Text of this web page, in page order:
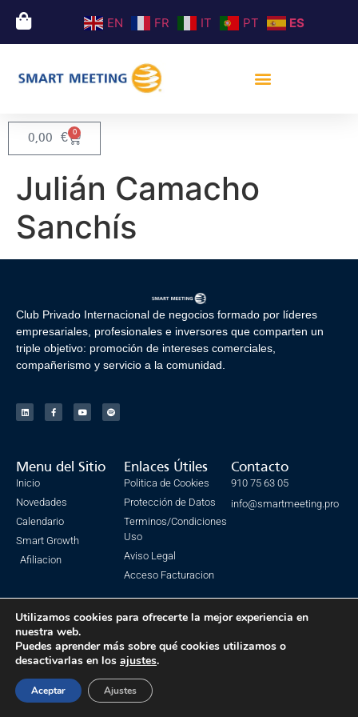
EN FR IT PT ES
0,00 € 0
Julián Camacho
Sanchís
Club Privado Internacional de negocios formado por líderes
empresariales, profesionales e inversores que comparten un
triple objetivo: promoción de intereses comerciales,
compañerismo y servicio a la comunidad.
Menu del Sitio
Inicio
Novedades
Calendario
Smart Growth
Afiliacion
Enlaces Útiles
Politica de Cookies
Protección de Datos
Terminos/Condiciones
Uso
Aviso Legal
Acceso Facturacion
Contacto
910 75 63 05
info@smartmeeting.pro
© Todos los derechos reservados. SmartMeeting 2023
Made with ❤ by IsmaSEO
Utilizamos cookies para ofrecerte la mejor experiencia en
nuestra web.
Puedes aprender más sobre qué cookies utilizamos o
desactivarlas en los ajustes.
Aceptar Ajustes